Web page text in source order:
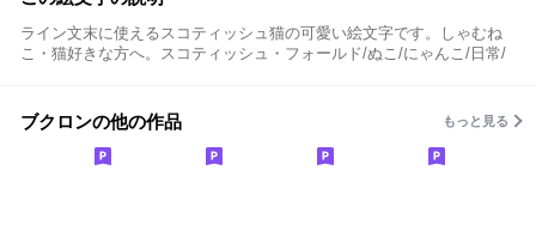
ライン文末に使えるスコティッシュ猫の可愛い絵文字です。しゃむね
こ・猫好きな方へ。スコティッシュ・フォールド/ぬこ/にゃんこ/日常/
ブクロンの他の作品 もっと見る